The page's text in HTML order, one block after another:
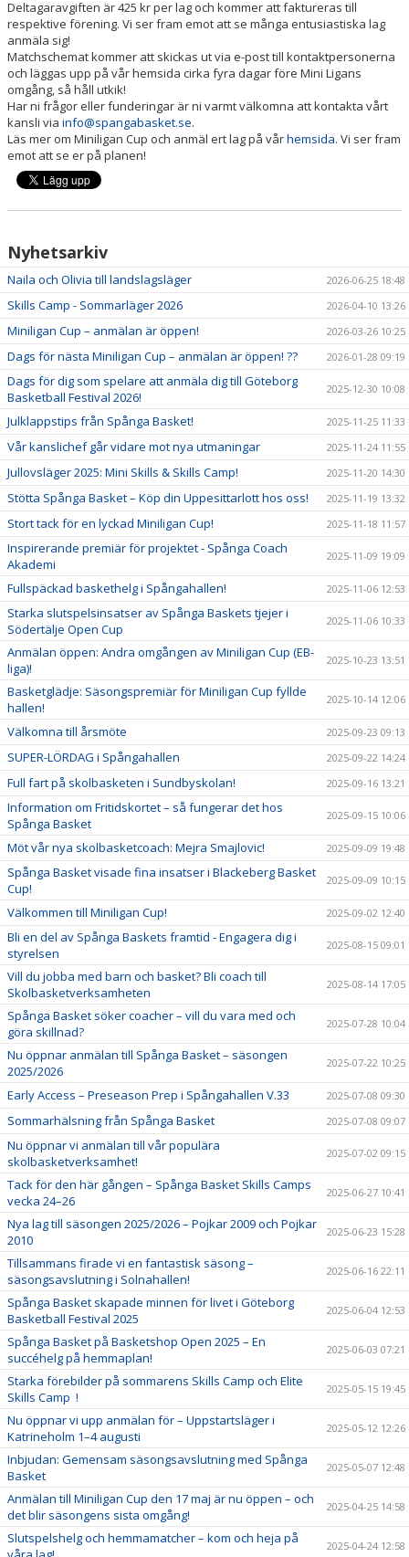
Deltagaravgiften är 425 kr per lag och kommer att faktureras till
respektive förening. Vi ser fram emot att se många entusiastiska lag
anmäla sig!
Matchschemat kommer att skickas ut via e-post till kontaktpersonerna
och läggas upp på vår hemsida cirka fyra dagar före Mini Ligans
omgång, så håll utkik!
Har ni frågor eller funderingar är ni varmt välkomna att kontakta vårt
kansli via info@spangabasket.se.
Läs mer om Miniligan Cup och anmäl ert lag på vårhemsida. Vi ser fram
emot att se er på planen!
Nyhetsarkiv
Naila och Olivia till landslagsläger 2026-06-25 18:48
Skills Camp - Sommarläger 2026 2026-04-10 13:26
Miniligan Cup – anmälan är öppen! 2026-03-26 10:25
Dags för nästa Miniligan Cup – anmälan är öppen! ?? 2026-01-28 09:19
Dags för dig som spelare att anmäla dig till Göteborg
Basketball Festival 2026!
2025-12-30 10:08
Julklappstips från Spånga Basket! 2025-11-25 11:33
Vår kanslichef går vidare mot nya utmaningar 2025-11-24 11:55
Jullovsläger 2025: Mini Skills & Skills Camp! 2025-11-20 14:30
Stötta Spånga Basket – Köp din Uppesittarlott hos oss! 2025-11-19 13:32
Stort tack för en lyckad Miniligan Cup! 2025-11-18 11:57
Inspirerande premiär för projektet - Spånga Coach
Akademi
2025-11-09 19:09
Fullspäckad baskethelg i Spångahallen! 2025-11-06 12:53
Starka slutspelsinsatser av Spånga Baskets tjejer i
Södertälje Open Cup
2025-11-06 10:33
Anmälan öppen: Andra omgången av Miniligan Cup (EB-
liga)!
2025-10-23 13:51
Basketglädje: Säsongspremiär för Miniligan Cup fyllde
hallen!
2025-10-14 12:06
Välkomna till årsmöte 2025-09-23 09:13
SUPER-LÖRDAG i Spångahallen 2025-09-22 14:24
Full fart på skolbasketen i Sundbyskolan! 2025-09-16 13:21
Information om Fritidskortet – så fungerar det hos
Spånga Basket
2025-09-15 10:06
Möt vår nya skolbasketcoach: Mejra Smajlovic! 2025-09-09 19:48
Spånga Basket visade fina insatser i Blackeberg Basket
Cup!
2025-09-09 10:15
Välkommen till Miniligan Cup! 2025-09-02 12:40
Bli en del av Spånga Baskets framtid - Engagera dig i
styrelsen
2025-08-15 09:01
Vill du jobba med barn och basket? Bli coach till
Skolbasketverksamheten
2025-08-14 17:05
Spånga Basket söker coacher – vill du vara med och
göra skillnad?
2025-07-28 10:04
Nu öppnar anmälan till Spånga Basket – säsongen
2025/2026
2025-07-22 10:25
Early Access – Preseason Prep i Spångahallen V.33 2025-07-08 09:30
Sommarhälsning från Spånga Basket 2025-07-08 09:07
Nu öppnar vi anmälan till vår populära
skolbasketverksamhet!
2025-07-02 09:15
Tack för den här gången – Spånga Basket Skills Camps
vecka 24–26
2025-06-27 10:41
Nya lag till säsongen 2025/2026 – Pojkar 2009 och Pojkar
2010
2025-06-23 15:28
Tillsammans firade vi en fantastisk säsong –
säsongsavslutning i Solnahallen!
2025-06-16 22:11
Spånga Basket skapade minnen för livet i Göteborg
Basketball Festival 2025
2025-06-04 12:53
Spånga Basket på Basketshop Open 2025 – En
succéhelg på hemmaplan!
2025-06-03 07:21
Starka förebilder på sommarens Skills Camp och Elite
Skills Camp !
2025-05-15 19:45
Nu öppnar vi upp anmälan för – Uppstartsläger i
Katrineholm 1–4 augusti
2025-05-12 12:26
Inbjudan: Gemensam säsongsavslutning med Spånga
Basket
2025-05-07 12:48
Anmälan till Miniligan Cup den 17 maj är nu öppen – och
det blir säsongens sista omgång!
2025-04-25 14:58
Slutspelshelg och hemmamatcher – kom och heja på
2025-04-24 12:58